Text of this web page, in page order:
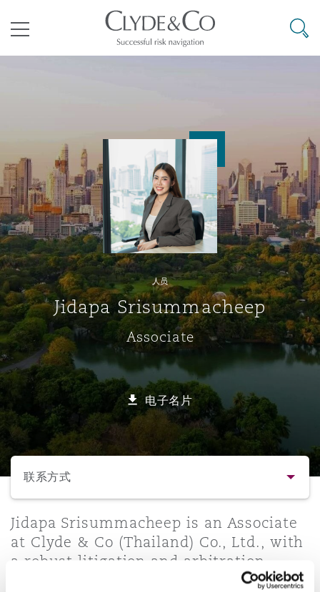
Carrier Liability
Commerical Dispute
Debt Recovery
Emergency Response & Crisis
Management
Finance & Leasing
Insurance Coverage
业与咨询 公司
企业、商业与合规保险
数据保护与隐私权
劳动、养老金和移民n
金融
技术、外包与数据
议解决
Commercial Disputes
Commercial Litigation
源、海洋与贸易
Marine
Trade & Commodities
险和再保险
Casualty
Corporate, Commercial &
Insurance
Cyber Risk
Employers' & Public Liability
Employment Practices
Financial Institutions,
Officers
目和建筑工程
环境保护法
基础设施
PPP/PFI
Public Procurement
房地产
管法规与调查
Compliance
External Investigations
Financial Services
Fraud & White-Collar Crime
Internal Investigations
Safety, Security, Health &
Code
& Co Newton - 解锁智能索赔新模式
议融资
Eco Audit
普敦
累斯萨拉姆
翰内斯堡
罗比 – 联营办公室
京
里斯班
庆
港
隆坡 – 联营办公室
尔本
德里 – 联营办公室
西哥城
约热内卢
地亚哥 – 联营办公室
保罗
罗
哈
拜
达
雅得
士顿
尔加里
加哥
拉斯
佛
萨斯城
斯维加斯
尔法斯特
明翰
里斯托尔
里
柏林（圣史蒂芬绿地大厦）
塞尔多夫
丁堡
目录
其礼律所事务所
搜寻
人员
Jidapa Srisummacheep
Associate
电子名片
选择所需部分
联系方式
联系方式
简介与经验
Jidapa Srisummacheep is an Associate
at Clyde & Co (Thailand) Co., Ltd., with
a robust litigation and arbitration
practice across shipping and maritime,